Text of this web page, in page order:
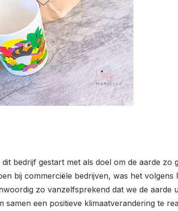
bedrijf gestart met als doel om de aarde zo
bij commerciële bedrijven, was het
zo vanzelfsprekend dat we de aarde
een positieve klimaatverandering te